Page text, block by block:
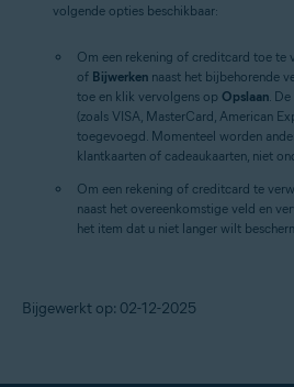
volgende opties beschikbaar:
Om een rekening of creditcard toe te
of Bijwerken naast het bijbehorende
toe en klik vervolgens op Opslaan.
(zoals VISA, MasterCard, American
toegevoegd. Momenteel worden
klantkaarten of cadeaukaarten, niet
Om een rekening of creditcard te
naast het overeenkomstige veld en
het item dat u niet langer wilt
Bijgewerkt op: 02-12-2025